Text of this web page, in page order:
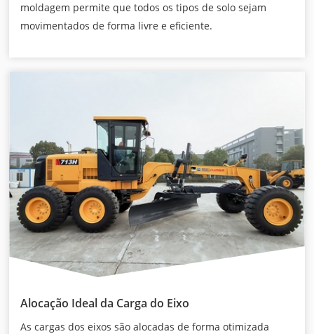
moldagem permite que todos os tipos de solo sejam
movimentados de forma livre e eficiente.
Alocação Ideal da Carga do Eixo
As cargas dos eixos são alocadas de forma otimizada